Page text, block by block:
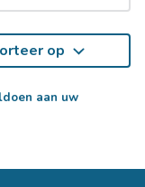
op
aan uw